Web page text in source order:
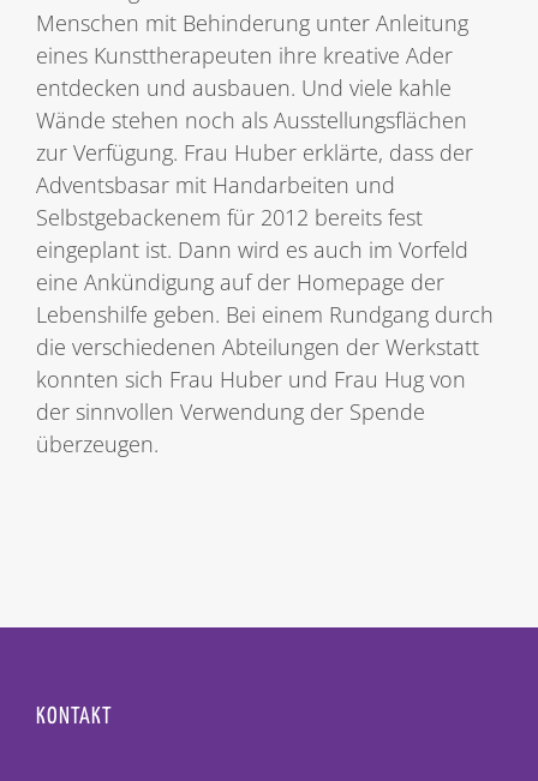
Menschen mit Behinderung unter Anleitung
eines Kunsttherapeuten ihre kreative Ader
entdecken und ausbauen. Und viele kahle
Wände stehen noch als Ausstellungsflächen
zur Verfügung. Frau Huber erklärte, dass der
Adventsbasar mit Handarbeiten und
Selbstgebackenem für 2012 bereits fest
eingeplant ist. Dann wird es auch im Vorfeld
eine Ankündigung auf der Homepage der
Lebenshilfe geben. Bei einem Rundgang durch
die verschiedenen Abteilungen der Werkstatt
konnten sich Frau Huber und Frau Hug von
der sinnvollen Verwendung der Spende
überzeugen.
KONTAKT